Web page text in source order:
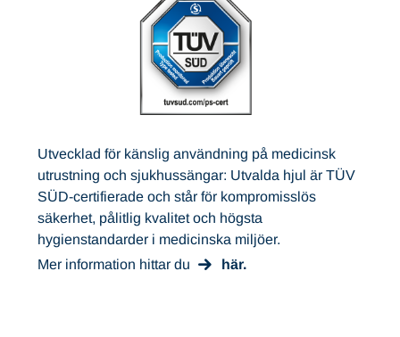
Utvecklad för känslig användning på medicinsk
utrustning och sjukhussängar: Utvalda hjul är TÜV
SÜD-certifierade och står för kompromisslös
säkerhet, pålitlig kvalitet och högsta
hygienstandarder i medicinska miljöer.
Mer information hittar du
här.